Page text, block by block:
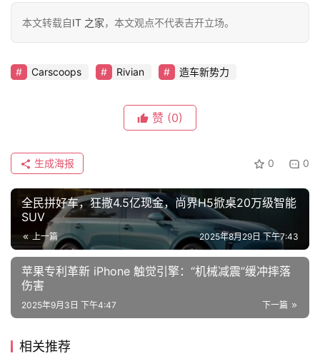
新
能
源
旅
行
家
车
讯
快
登录 注册
本文转载自IT 之家，本文观点不代表吉开立场。
Carscoops Rivian 造车新势力
赞 (0)
0 0
生成海报
全民拼好车，狂撒4.5亿现金，尚界H5掀桌20万级智能
SUV
上一篇 2025年8月29日 下午7:43
苹果专利革新 iPhone 触觉引擎：“机械减震”缓冲摔落
伤害
下一篇
2025年9月3日 下午4:47
相关推荐